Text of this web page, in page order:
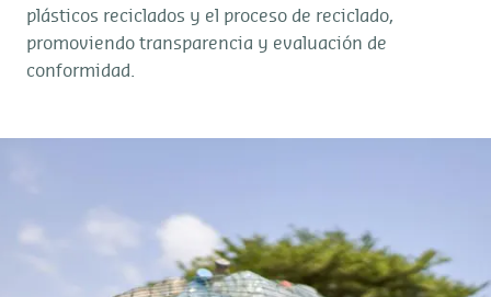
plásticos reciclados y el proceso de reciclado,
promoviendo transparencia y evaluación de
conformidad.